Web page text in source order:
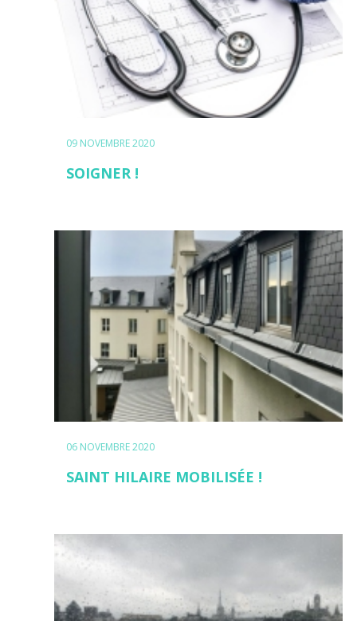
09 NOVEMBRE 2020
SOIGNER !
06 NOVEMBRE 2020
SAINT HILAIRE MOBILISÉE !